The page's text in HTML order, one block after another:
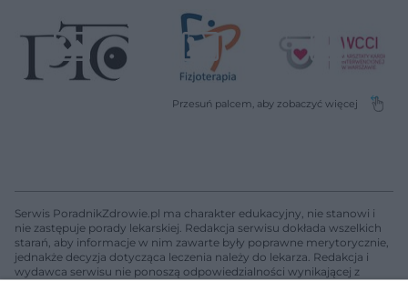
Serwis PoradnikZdrowie.pl ma charakter edukacyjny, nie stanowi i
nie zastępuje porady lekarskiej. Redakcja serwisu dokłada wszelkich
starań, aby informacje w nim zawarte były poprawne merytorycznie,
jednakże decyzja dotycząca leczenia należy do lekarza. Redakcja i
wydawca serwisu nie ponoszą odpowiedzialności wynikającej z